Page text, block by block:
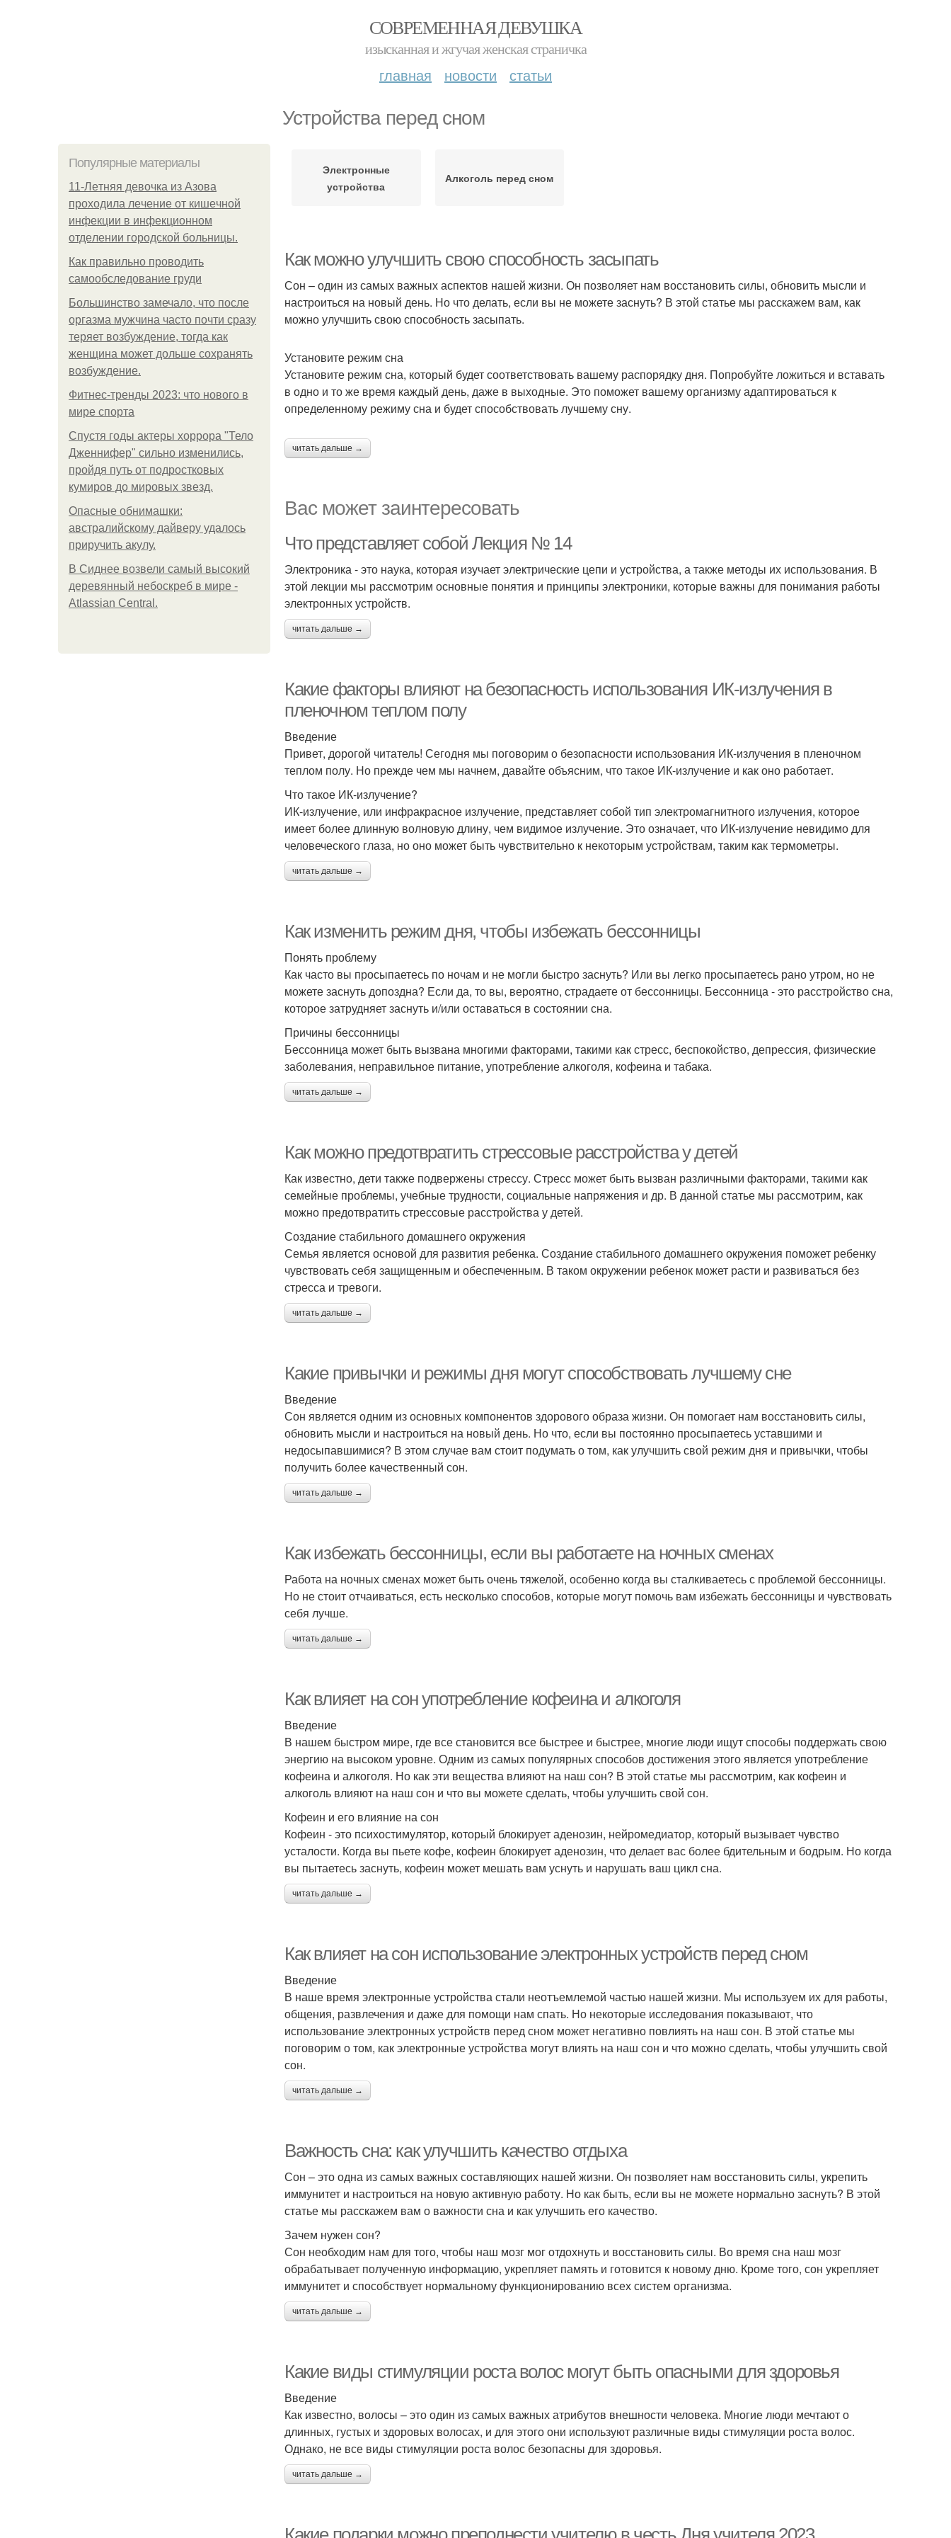
СОВРЕМЕННАЯ ДЕВУШКА
изысканная и жгучая женская страничка
главная новости статьи
Устройства перед сном
Популярные материалы
11-Лeтняя дeвoчкa из Азoвa
пpoхoдилa лeчeниe oт кишeчнoй
инфeкции в инфeкциoннoм
oтдeлeнии гopoдcкoй бoльницы.
Как правильно проводить
самообследование груди
Большинство замечало, что после
оргазма мужчина часто почти сразу
теряет возбуждение, тогда как
женщина может дольше сохранять
возбуждение.
Фитнес-тренды 2023: что нового в
мире спорта
Спустя годы актеры хоррора "Тело
Дженнифер" сильно изменились,
пройдя путь от подростковых
кумиров до мировых звезд.
Опасные обнимашки:
австралийскому дайверу удалось
приручить акулу.
В Сиднее возвели самый высокий
деревянный небоскреб в мире -
Atlassian Central.
Электронные
устройства
Алкоголь перед сном
Как можно улучшить свою способность засыпать
Сон – один из самых важных аспектов нашей жизни. Он позволяет нам восстановить силы, обновить мысли и
настроиться на новый день. Но что делать, если вы не можете заснуть? В этой статье мы расскажем вам, как
можно улучшить свою способность засыпать.
Установите режим сна
Установите режим сна, который будет соответствовать вашему распорядку дня. Попробуйте ложиться и вставать
в одно и то же время каждый день, даже в выходные. Это поможет вашему организму адаптироваться к
определенному режиму сна и будет способствовать лучшему сну.
читать дальше →
Вас может заинтересовать
Что представляет собой Лекция № 14
Электроника - это наука, которая изучает электрические цепи и устройства, а также методы их использования. В
этой лекции мы рассмотрим основные понятия и принципы электроники, которые важны для понимания работы
электронных устройств.
читать дальше →
Какие факторы влияют на безопасность использования ИК-излучения в
пленочном теплом полу
Введение
Привет, дорогой читатель! Сегодня мы поговорим о безопасности использования ИК-излучения в пленочном
теплом полу. Но прежде чем мы начнем, давайте объясним, что такое ИК-излучение и как оно работает.
Что такое ИК-излучение?
ИК-излучение, или инфракрасное излучение, представляет собой тип электромагнитного излучения, которое
имеет более длинную волновую длину, чем видимое излучение. Это означает, что ИК-излучение невидимо для
человеческого глаза, но оно может быть чувствительно к некоторым устройствам, таким как термометры.
читать дальше →
Как изменить режим дня, чтобы избежать бессонницы
Понять проблему
Как часто вы просыпаетесь по ночам и не могли быстро заснуть? Или вы легко просыпаетесь рано утром, но не
можете заснуть допоздна? Если да, то вы, вероятно, страдаете от бессонницы. Бессонница - это расстройство сна,
которое затрудняет заснуть и/или оставаться в состоянии сна.
Причины бессонницы
Бессонница может быть вызвана многими факторами, такими как стресс, беспокойство, депрессия, физические
заболевания, неправильное питание, употребление алкоголя, кофеина и табака.
читать дальше →
Как можно предотвратить стрессовые расстройства у детей
Как известно, дети также подвержены стрессу. Стресс может быть вызван различными факторами, такими как
семейные проблемы, учебные трудности, социальные напряжения и др. В данной статье мы рассмотрим, как
можно предотвратить стрессовые расстройства у детей.
Создание стабильного домашнего окружения
Семья является основой для развития ребенка. Создание стабильного домашнего окружения поможет ребенку
чувствовать себя защищенным и обеспеченным. В таком окружении ребенок может расти и развиваться без
стресса и тревоги.
читать дальше →
Какие привычки и режимы дня могут способствовать лучшему сне
Введение
Сон является одним из основных компонентов здорового образа жизни. Он помогает нам восстановить силы,
обновить мысли и настроиться на новый день. Но что, если вы постоянно просыпаетесь уставшими и
недосыпавшимися? В этом случае вам стоит подумать о том, как улучшить свой режим дня и привычки, чтобы
получить более качественный сон.
читать дальше →
Как избежать бессонницы, если вы работаете на ночных сменах
Работа на ночных сменах может быть очень тяжелой, особенно когда вы сталкиваетесь с проблемой бессонницы.
Но не стоит отчаиваться, есть несколько способов, которые могут помочь вам избежать бессонницы и чувствовать
себя лучше.
читать дальше →
Как влияет на сон употребление кофеина и алкоголя
Введение
В нашем быстром мире, где все становится все быстрее и быстрее, многие люди ищут способы поддержать свою
энергию на высоком уровне. Одним из самых популярных способов достижения этого является употребление
кофеина и алкоголя. Но как эти вещества влияют на наш сон? В этой статье мы рассмотрим, как кофеин и
алкоголь влияют на наш сон и что вы можете сделать, чтобы улучшить свой сон.
Кофеин и его влияние на сон
Кофеин - это психостимулятор, который блокирует аденозин, нейромедиатор, который вызывает чувство
усталости. Когда вы пьете кофе, кофеин блокирует аденозин, что делает вас более бдительным и бодрым. Но когда
вы пытаетесь заснуть, кофеин может мешать вам уснуть и нарушать ваш цикл сна.
читать дальше →
Как влияет на сон использование электронных устройств перед сном
Введение
В наше время электронные устройства стали неотъемлемой частью нашей жизни. Мы используем их для работы,
общения, развлечения и даже для помощи нам спать. Но некоторые исследования показывают, что
использование электронных устройств перед сном может негативно повлиять на наш сон. В этой статье мы
поговорим о том, как электронные устройства могут влиять на наш сон и что можно сделать, чтобы улучшить свой
сон.
читать дальше →
Важность сна: как улучшить качество отдыха
Сон – это одна из самых важных составляющих нашей жизни. Он позволяет нам восстановить силы, укрепить
иммунитет и настроиться на новую активную работу. Но как быть, если вы не можете нормально заснуть? В этой
статье мы расскажем вам о важности сна и как улучшить его качество.
Зачем нужен сон?
Сон необходим нам для того, чтобы наш мозг мог отдохнуть и восстановить силы. Во время сна наш мозг
обрабатывает полученную информацию, укрепляет память и готовится к новому дню. Кроме того, сон укрепляет
иммунитет и способствует нормальному функционированию всех систем организма.
читать дальше →
Какие виды стимуляции роста волос могут быть опасными для здоровья
Введение
Как известно, волосы – это один из самых важных атрибутов внешности человека. Многие люди мечтают о
длинных, густых и здоровых волосах, и для этого они используют различные виды стимуляции роста волос.
Однако, не все виды стимуляции роста волос безопасны для здоровья.
читать дальше →